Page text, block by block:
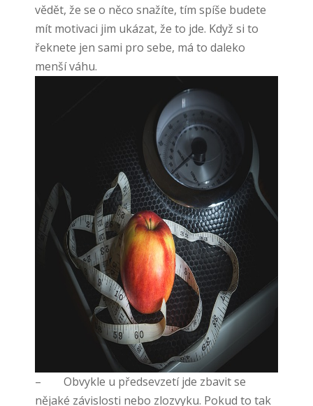
vědět, že se o něco snažíte, tím spíše budete
mít motivaci jim ukázat, že to jde. Když si to
řeknete jen sami pro sebe, má to daleko
menší váhu.
– Obvykle u předsevzetí jde zbavit se
nějaké závislosti nebo zlozvyku. Pokud to tak